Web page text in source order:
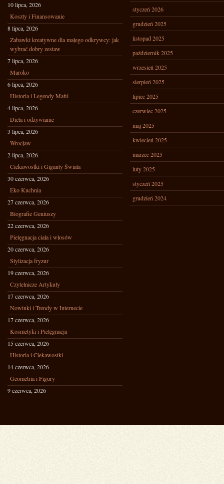
10 lipca, 2026
Koszty i Finansowanie
8 lipca, 2026
Zabawki kreatywne dla małego odkrywcy: jak
wybrać dobry zestaw
7 lipca, 2026
Maroko
6 lipca, 2026
Historia i Legendy Mafii
4 lipca, 2026
Dieta i odżywianie
3 lipca, 2026
Wrocław
2 lipca, 2026
Ciekawostki i Giganty Świata
30 czerwca, 2026
Eko Kuchnia
27 czerwca, 2026
Biografie Geniuszy
22 czerwca, 2026
Pielęgnacja ciała i włosów
20 czerwca, 2026
Stylizacja fryzur
19 czerwca, 2026
Czytelnicze Artykuły
17 czerwca, 2026
Nowinki i Trendy w Internecie
17 czerwca, 2026
Kosmetyki i Pielęgnacja
15 czerwca, 2026
Historia i Ciekawostki
14 czerwca, 2026
Geometria i Figury
9 czerwca, 2026
styczeń 2026
grudzień 2025
listopad 2025
październik 2025
wrzesień 2025
sierpień 2025
lipiec 2025
czerwiec 2025
maj 2025
kwiecień 2025
marzec 2025
luty 2025
styczeń 2025
grudzień 2024